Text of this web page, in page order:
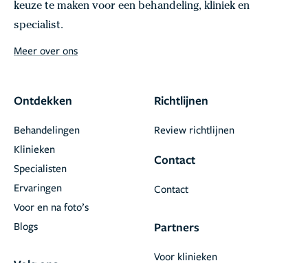
keuze te maken voor een behandeling, kliniek en
specialist.
Meer over ons
Ontdekken
Behandelingen
Klinieken
Specialisten
Ervaringen
Voor en na foto’s
Blogs
Richtlijnen
Review richtlijnen
Contact
Contact
Partners
Voor klinieken